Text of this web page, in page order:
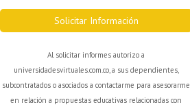
Solicitar Información
Al solicitar informes autorizo a
universidadesvirtuales.com.co, a sus dependientes,
subcontratados o asociados a contactarme para asesorarme
en relación a propuestas educativas relacionadas con